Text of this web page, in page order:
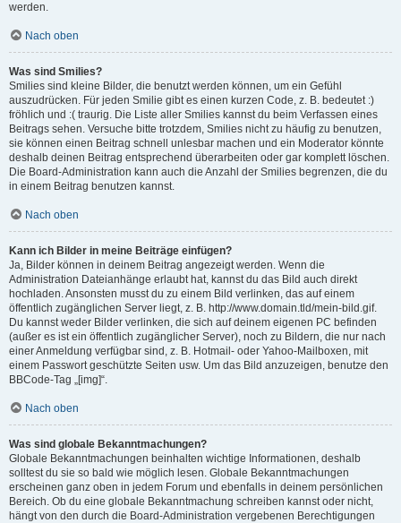
werden.
Nach oben
Was sind Smilies?
Smilies sind kleine Bilder, die benutzt werden können, um ein Gefühl
auszudrücken. Für jeden Smilie gibt es einen kurzen Code, z. B. bedeutet :)
fröhlich und :( traurig. Die Liste aller Smilies kannst du beim Verfassen eines
Beitrags sehen. Versuche bitte trotzdem, Smilies nicht zu häufig zu benutzen,
sie können einen Beitrag schnell unlesbar machen und ein Moderator könnte
deshalb deinen Beitrag entsprechend überarbeiten oder gar komplett löschen.
Die Board-Administration kann auch die Anzahl der Smilies begrenzen, die du
in einem Beitrag benutzen kannst.
Nach oben
Kann ich Bilder in meine Beiträge einfügen?
Ja, Bilder können in deinem Beitrag angezeigt werden. Wenn die
Administration Dateianhänge erlaubt hat, kannst du das Bild auch direkt
hochladen. Ansonsten musst du zu einem Bild verlinken, das auf einem
öffentlich zugänglichen Server liegt, z. B. http://www.domain.tld/mein-bild.gif.
Du kannst weder Bilder verlinken, die sich auf deinem eigenen PC befinden
(außer es ist ein öffentlich zugänglicher Server), noch zu Bildern, die nur nach
einer Anmeldung verfügbar sind, z. B. Hotmail- oder Yahoo-Mailboxen, mit
einem Passwort geschützte Seiten usw. Um das Bild anzuzeigen, benutze den
BBCode-Tag „[img]“.
Nach oben
Was sind globale Bekanntmachungen?
Globale Bekanntmachungen beinhalten wichtige Informationen, deshalb
solltest du sie so bald wie möglich lesen. Globale Bekanntmachungen
erscheinen ganz oben in jedem Forum und ebenfalls in deinem persönlichen
Bereich. Ob du eine globale Bekanntmachung schreiben kannst oder nicht,
hängt von den durch die Board-Administration vergebenen Berechtigungen